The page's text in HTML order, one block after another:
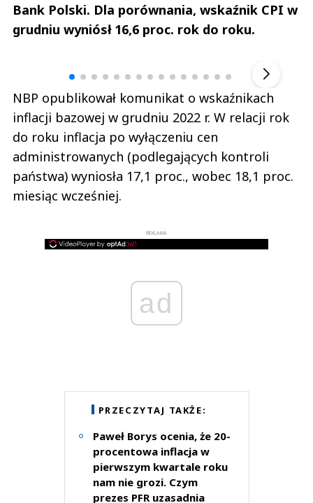
Bank Polski. Dla porównania, wskaźnik CPI w
grudniu wyniósł 16,6 proc. rok do roku.
NBP opublikował komunikat o wskaźnikach
inflacji bazowej w grudniu 2022 r. W relacji rok
do roku inflacja po wyłączeniu cen
administrowanych (podlegających kontroli
państwa) wyniosła 17,1 proc., wobec 18,1 proc.
miesiąc wcześniej.
REKLAMA
ad
PRZECZYTAJ TAKŻE:
Paweł Borys ocenia, że 20-
procentowa inflacja w
pierwszym kwartale roku
nam nie grozi. Czym
prezes PFR uzasadnia